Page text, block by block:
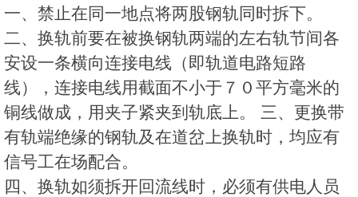
一、禁止在同一地点将两股钢轨同时拆下。
二、换轨前要在被换钢轨两端的左右轨节间各
安设一条横向连接电线（即轨道电路短路
线），连接电线用截面不小于７０平方毫米的
铜线做成，用夹子紧夹到轨底上。 三、更换带
有轨端绝缘的钢轨及在道岔上换轨时，均应有
信号工在场配合。
四、换轨如须拆开回流线时，必须有供电人员